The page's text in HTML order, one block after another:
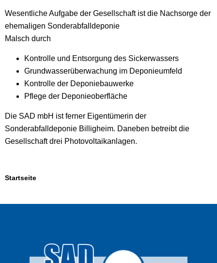
Wesentliche Aufgabe der Gesellschaft ist die Nachsorge der
ehemaligen Sonderabfalldeponie
Malsch durch
Kontrolle und Entsorgung des Sickerwassers
Grundwasserüberwachung im Deponieumfeld
Kontrolle der Deponiebauwerke
Pflege der Deponieoberfläche
Die SAD mbH ist ferner Eigentümerin der
Sonderabfalldeponie Billigheim. Daneben betreibt die
Gesellschaft drei Photovoltaikanlagen.
Startseite